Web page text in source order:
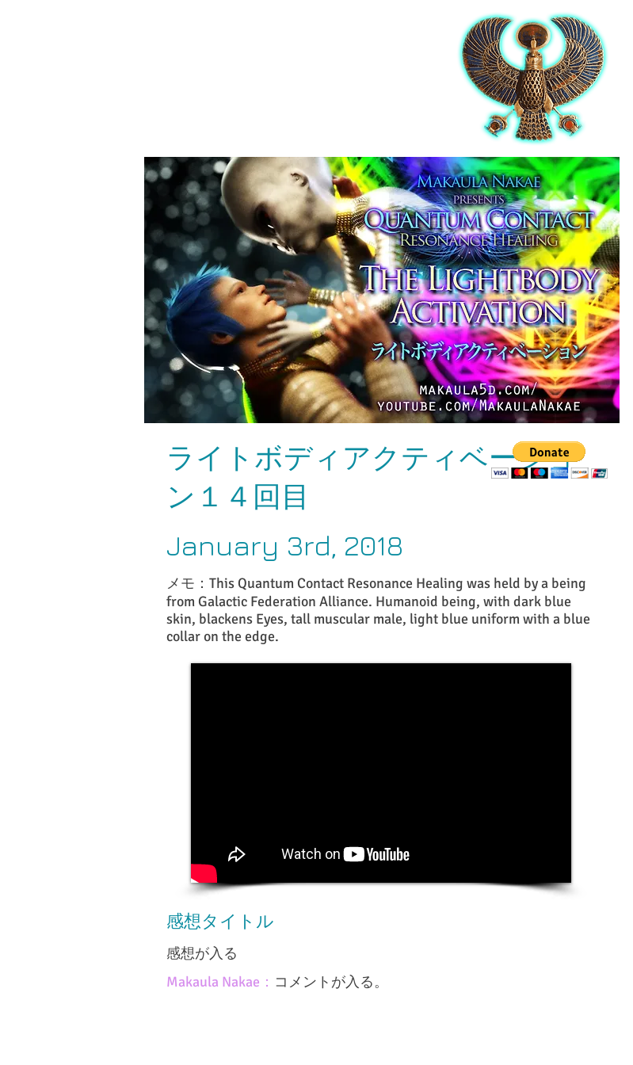
ライトボディアクティベーショ
ン１４回目
January 3rd, 2018
メモ：This Quantum Contact Resonance Healing was held by a being
from Galactic Federation Alliance. Humanoid being, with dark blue
skin, blackens Eyes, tall muscular male, light blue uniform with a blue
collar on the edge.
感想タイトル
感想が入る
Makaula Nakae： コメントが入る。